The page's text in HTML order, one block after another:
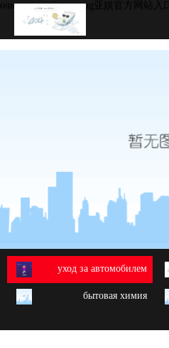
очистка двигателя -ag亚娱官方网站入口
свяжитесь
с нами
yход за автомобилем
бытовая химия